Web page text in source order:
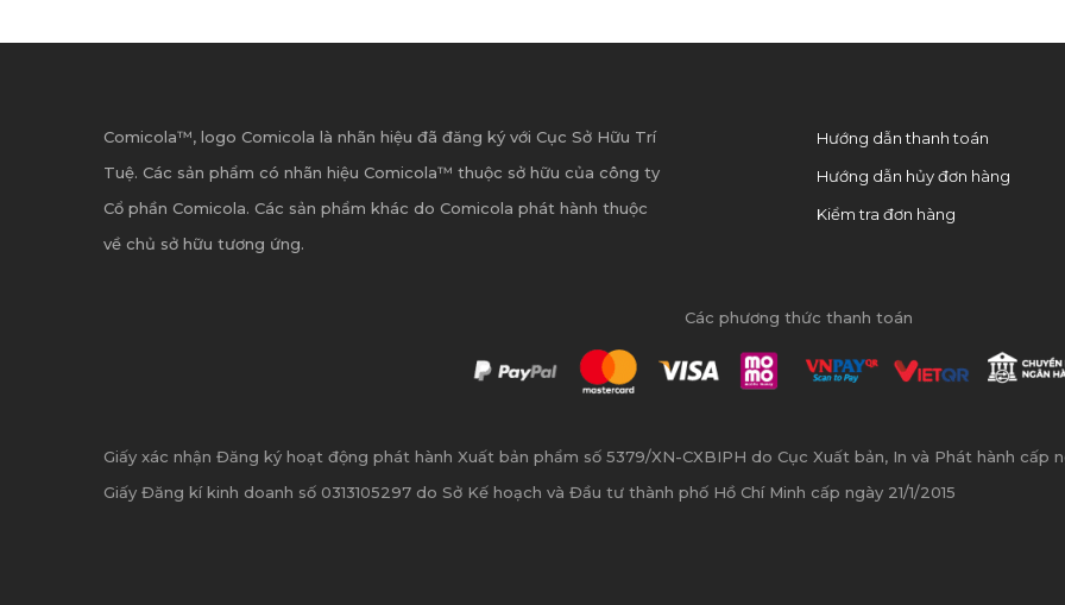
Comicola™, logo Comicola là nhãn hiệu đã đăng ký với Cục Sở Hữu Trí
Tuệ. Các sản phẩm có nhãn hiệu Comicola™ thuộc sở hữu của công ty
Cổ phần Comicola. Các sản phẩm khác do Comicola phát hành thuộc
về chủ sở hữu tương ứng.
Hướng dẫn thanh toán
Hướng dẫn hủy đơn hàng
Kiểm tra đơn hàng
Các phương thức thanh toán
Giấy xác nhận Đăng ký hoạt động phát hành Xuất bản phẩm số 5379/XN-CXBIPH do Cục Xuất bản, In và Phát hành cấp
Giấy Đăng kí kinh doanh số 0313105297 do Sở Kế hoạch và Đầu tư thành phố Hồ Chí Minh cấp ngày 21/1/2015